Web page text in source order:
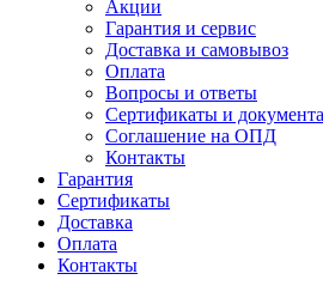
Акции
Гарантия и сервис
Доставка и самовывоз
Оплата
Вопросы и ответы
Сертификаты и
Соглашение на ОПД
Контакты
Гарантия
Сертификаты
Доставка
Оплата
Контакты